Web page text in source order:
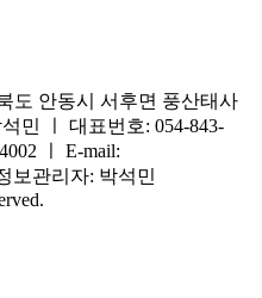
도 안동시 서후면 풍산태사
민 ㅣ 대표번호: 054-843-
ㅣ E-mail:
보관리자: 박석민